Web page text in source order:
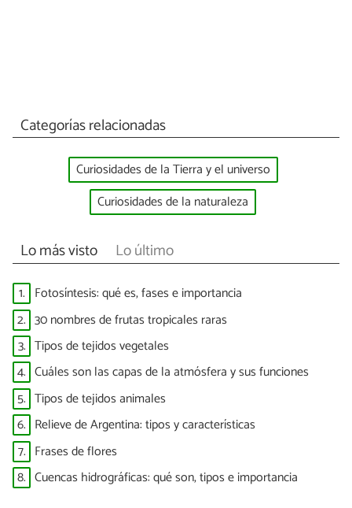
Categorías relacionadas
Curiosidades de la Tierra y el universo
Curiosidades de la naturaleza
Lo más visto Lo último
1. Fotosíntesis: qué es, fases e importancia
2. 30 nombres de frutas tropicales raras
3. Tipos de tejidos vegetales
4. Cuáles son las capas de la atmósfera y sus funciones
5. Tipos de tejidos animales
6. Relieve de Argentina: tipos y características
7. Frases de flores
8. Cuencas hidrográficas: qué son, tipos e importancia